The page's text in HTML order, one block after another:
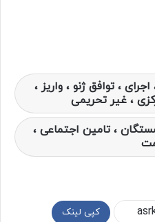
، توافق ژنو ، واریز ،
، غیر تحریمی
، تامین اجتماعی ،
کپی لینک